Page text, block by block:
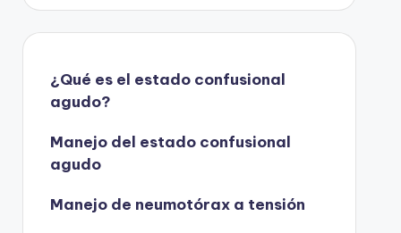
¿Qué es el estado confusional
agudo?
Manejo del estado confusional
agudo
Manejo de neumotórax a tensión